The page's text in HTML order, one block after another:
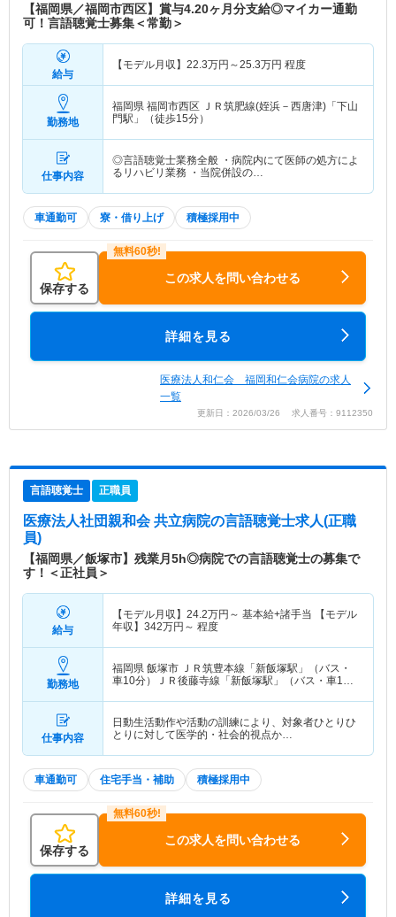
【福岡県／福岡市西区】賞与4.20ヶ月分支給◎マイカー通勤
可！言語聴覚士募集＜常勤＞
給与
【モデル月収】 22.3万円～25.3万円 程度
勤務地
福岡県 福岡市西区
ＪＲ筑肥線(姪浜－西唐津)「下山
門駅」（徒歩15分）
仕事内容
◎言語聴覚士業務全般 ・病院内にて医師の処方によ
るリハビリ業務 ・当院併設の…
車通勤可 寮・借り上げ 積極採用中
保存する
この求人を問い合わせる
詳細を見る
医療法人和仁会 福岡和仁会病院の求人
一覧
更新日：2026/03/26 求人番号：9112350
言語聴覚士 正職員
医療法人社団親和会 共立病院の言語聴覚士求人(正職
員)
【福岡県／飯塚市】残業月5h◎病院での言語聴覚士の募集で
す！＜正社員＞
給与
【モデル月収】 24.2万円～ 基本給+諸手当 【モデル
年収】 342万円～ 程度
勤務地
福岡県 飯塚市
ＪＲ筑豊本線「新飯塚駅」（バス・
車10分）ＪＲ後藤寺線「新飯塚駅」（バス・車10
仕事内容
日動生活動作や活動の訓練により、対象者ひとりひ
とりに対して医学的・社会的視点か…
車通勤可 住宅手当・補助 積極採用中
保存する
この求人を問い合わせる
詳細を見る